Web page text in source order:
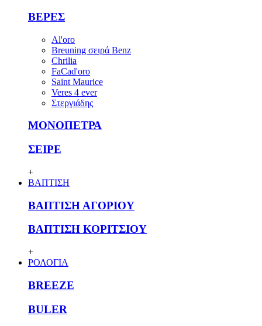
ΒΕΡΕΣ
Al'oro
Breuning σειρά Benz
Chrilia
FaCad'oro
Saint Maurice
Veres 4 ever
Στεργιάδης
ΜΟΝΟΠΕΤΡΑ
ΣΕΙΡΕ
+
ΒΑΠΤΙΣΗ
ΒΑΠΤΙΣΗ ΑΓΟΡΙΟΥ
ΒΑΠΤΙΣΗ ΚΟΡΙΤΣΙΟΥ
+
ΡΟΛΟΓΙΑ
BREEZE
BULER